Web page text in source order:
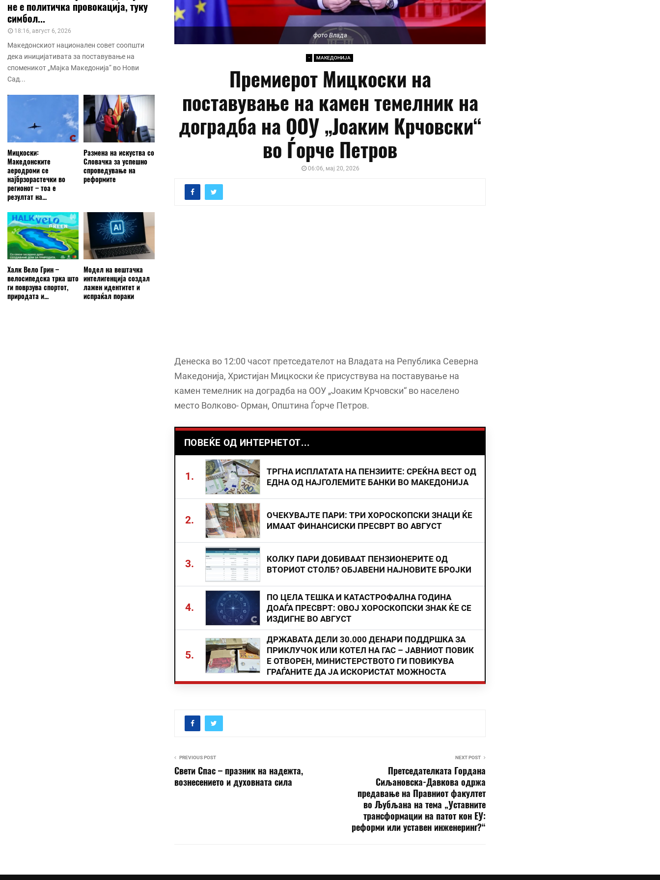
фото Влада
- МАКЕДОНИЈА
Премиерот Мицкоски на
поставување на камен темелник на
доградба на ООУ „Јоаким Крчовски“
во Ѓорче Петров
06:06, мај 20, 2026
Денеска во 12:00 часот претседателот на Владата на Република Северна
Македонија, Христијан Мицкоски ќе присуствува на поставување на
камен темелник на доградба на ООУ „Јоаким Крчовски“ во населено
место Волково- Орман, Општина Ѓорче Петров.
ПОВЕЌЕ ОД ИНТЕРНЕТОТ...
1.
ТРГНА ИСПЛАТАТА НА ПЕНЗИИТЕ: СРЕЌНА ВЕСТ ОД
ЕДНА ОД НАЈГОЛЕМИТЕ БАНКИ ВО МАКЕДОНИЈА
2.
ОЧЕКУВАЈТЕ ПАРИ: ТРИ ХОРОСКОПСКИ ЗНАЦИ ЌЕ
ИМААТ ФИНАНСИСКИ ПРЕСВРТ ВО АВГУСТ
3.
КОЛКУ ПАРИ ДОБИВААТ ПЕНЗИОНЕРИТЕ ОД
ВТОРИОТ СТОЛБ? ОБЈАВЕНИ НАЈНОВИТЕ БРОЈКИ
4.
ПО ЦЕЛА ТЕШКА И КАТАСТРОФАЛНА ГОДИНА
ДОАЃА ПРЕСВРТ: ОВОЈ ХОРОСКОПСКИ ЗНАК ЌЕ СЕ
ИЗДИГНЕ ВО АВГУСТ
5.
ДРЖАВАТА ДЕЛИ 30.000 ДЕНАРИ ПОДДРШКА ЗА
ПРИКЛУЧОК ИЛИ КОТЕЛ НА ГАС – ЈАВНИОТ ПОВИК
Е ОТВОРЕН, МИНИСТЕРСТВОТО ГИ ПОВИКУВА
ГРАЃАНИТЕ ДА ЈА ИСКОРИСТАТ МОЖНОСТА
PREVIOUS POST
Свети Спас – празник на надежта,
вознесението и духовната сила
NEXT POST
Претседателката Гордана
Сиљановска-Давкова одржа
предавање на Правниот факултет
во Љубљана на тема „Уставните
трансформации на патот кон ЕУ:
реформи или уставен инженеринг?“
не е политичка провокација, туку
симбол...
18:16, август 6, 2026
Македонскиот национален совет соопшти
дека иницијативата за поставување на
споменикот „Мајка Македонија“ во Нови
Сад...
Мицкоски:
Македонските
аеродроми се
најбрзорастечки во
регионот – тоа е
резултат на...
Размена на искуства со
Словачка за успешно
спроведување на
реформите
Халк Вело Грин –
велосипедска трка што
ги поврзува спортот,
природата и...
Модел на вештачка
интелигенција создал
лажен идентитет и
испраќал пораки